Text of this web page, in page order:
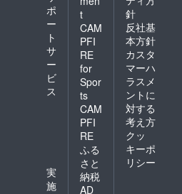
後、イ
ンタ
ビュー
などは
高額な
りま
す。初
回クラ
ファン
のみの
効果で
す ・プ
ランや
ツアー
の文章
ポ
ー
ト
サ
ー
ビ
ス
実
施
t
CAM
PFI
RE
for
Spor
ts
CAM
PFI
RE
ふる
さと
納税
AD
針
反社基
本方針
カスタ
マーハ
ラスメ
ントに
対する
考え方
クッ
キーポ
リシー